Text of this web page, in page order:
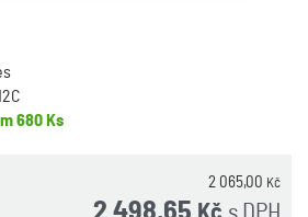
680 Ks
2 065,00 Kč